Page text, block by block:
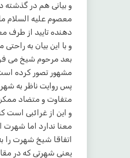
و بیانی هم در
معصوم علیه السلام
دهنده تایید از طرف
و با این بیان به
بعد مرحوم شیخ می
مشهور تصور کرده
پس روایت ناظر به
متفاوت و متضاد
و این از غرائبی
معنا ندارد اما شهرت
اتفاقا شیخ شهرت
یعنی شهرتی که در